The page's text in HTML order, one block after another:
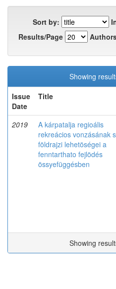
Sort by:
Results/Page
Showing
Issue
Date
Title
2019
A kárpatalja regioális
rekreácios vonzásának
földrajzi lehetöségei a
fenntarthato fejlödés
össyefüggésben
Showing